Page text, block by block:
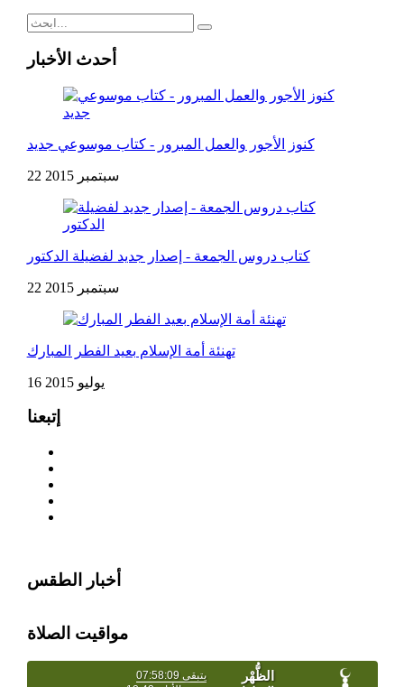
أحدث الأخبار
كنوز الأجور والعمل المبرور - كتاب موسوعي جديد
22 سبتمبر 2015
كتاب دروس الجمعة - إصدار جديد لفضيلة الدكتور
22 سبتمبر 2015
تهنئة أمة الإسلام بعيد الفطر المبارك
16 يوليو 2015
إتبعنا
أخبار الطقس
مواقيت الصلاة